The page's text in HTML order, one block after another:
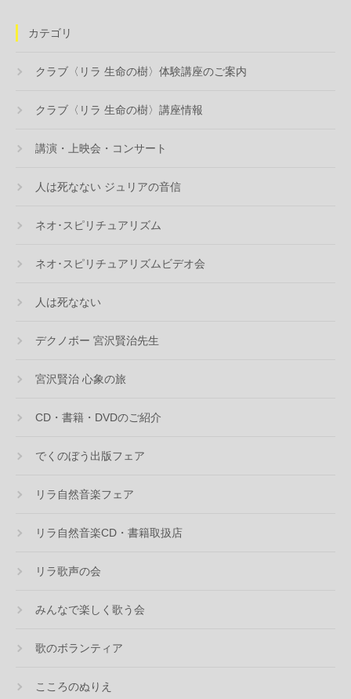
カテゴリ
クラブ〈リラ 生命の樹〉体験講座のご案内
クラブ〈リラ 生命の樹〉講座情報
講演・上映会・コンサート
人は死なない ジュリアの音信
ネオ･スピリチュアリズム
ネオ･スピリチュアリズムビデオ会
人は死なない
デクノボー 宮沢賢治先生
宮沢賢治 心象の旅
CD・書籍・DVDのご紹介
でくのぼう出版フェア
リラ自然音楽フェア
リラ自然音楽CD・書籍取扱店
リラ歌声の会
みんなで楽しく歌う会
歌のボランティア
こころのぬりえ